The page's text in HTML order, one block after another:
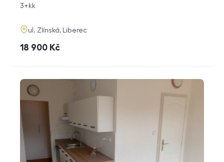
rozměry
dispozice
3+kk
adresa
ul. Zlínská, Liberec
cena
18 900 Kč